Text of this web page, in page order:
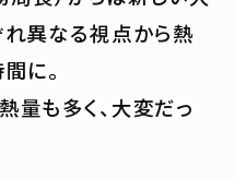
れ異なる視点から熱
に。
量も多く、大変だっ